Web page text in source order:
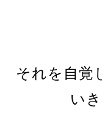
それを自覚
い